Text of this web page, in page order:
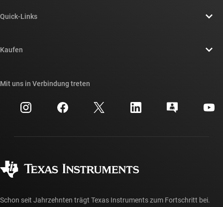
Newsroom
Investorenbeziehungen
Fertigung
Quick-Links
Querverweis-Suche
Kundensupportzentrum
myTI-Konto FAQs
Kaufen
Häufig gestellte Fragen zu Bestellungen
Mit uns in Verbindung treten
Schon seit Jahrzehnten trägt Texas Instruments zum Fortschritt bei.